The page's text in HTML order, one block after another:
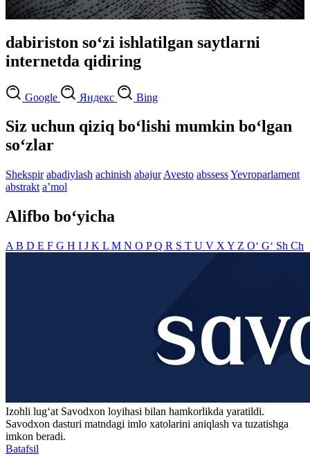
dabiriston so‘zi ishlatilgan saytlarni
internetda qidiring
Google Яндекс Bing
Siz uchun qiziq bo‘lishi mumkin bo‘lgan
so‘zlar
Shekspir abadiylash achinish abajur Avesto abssessYevroparlament
abstrakt aʼmol
Alifbo bo‘yicha
A B D E F G H I J K L M N O PQ R S T U V X Y Z O‘ G‘ Sh Ch
Izohli lugʻat Savodxon loyihasi bilan hamkorlikda yaratildi.
Savodxon dasturi matndagi imlo xatolarini aniqlash va tuzatishga
imkon beradi.
Batafsil